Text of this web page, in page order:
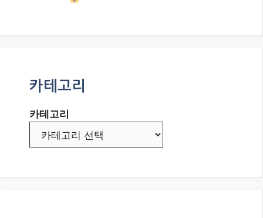
카테고리
카테고리